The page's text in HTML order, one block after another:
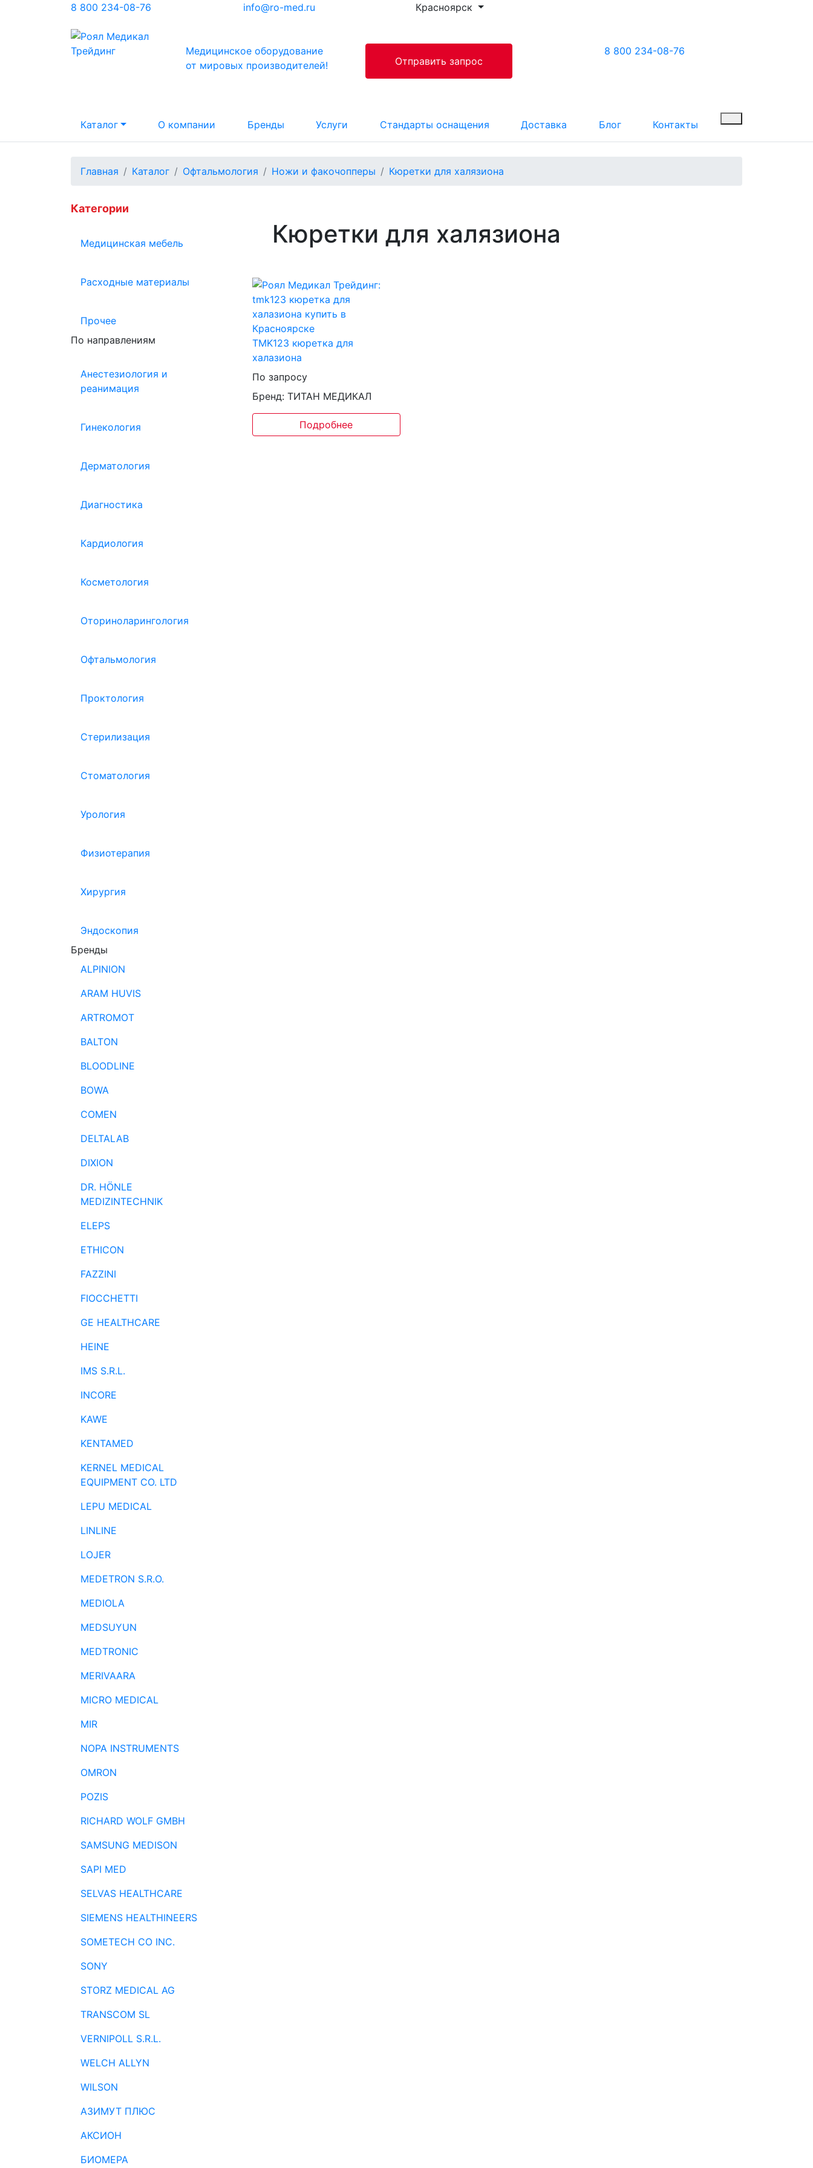
8 800 234-08-76 info@ro-med.ru Красноярск
Медицинское оборудование
от мировых производителей!
Отправить запрос
8 800 234-08-76
Каталог О компании Бренды Услуги Стандарты оснащения Доставка Блог Контакты
Главная Каталог Офтальмология Ножи и факочопперы Кюретки для халязиона
Категории
Медицинская мебель
Расходные материалы
Прочее
По направлениям
Анестезиология и
реанимация
Гинекология
Дерматология
Диагностика
Кардиология
Косметология
Оториноларингология
Офтальмология
Проктология
Стерилизация
Стоматология
Урология
Физиотерапия
Хирургия
Эндоскопия
Бренды
ALPINION
ARAM HUVIS
ARTROMOT
BALTON
BLOODLINE
BOWA
COMEN
DELTALAB
DIXION
DR. HÖNLE
MEDIZINTECHNIK
ELEPS
ETHICON
FAZZINI
FIOCCHETTI
GE HEALTHCARE
HEINE
IMS S.R.L.
INCORE
KAWE
KENTAMED
KERNEL MEDICAL
EQUIPMENT CO. LTD
LEPU MEDICAL
LINLINE
LOJER
MEDETRON S.R.O.
MEDIOLA
MEDSUYUN
MEDTRONIC
MERIVAARA
MICRO MEDICAL
MIR
NOPA INSTRUMENTS
OMRON
POZIS
RICHARD WOLF GMBH
SAMSUNG MEDISON
SAPI MED
SELVAS HEALTHCARE
SIEMENS HEALTHINEERS
SOMETECH CO INC.
SONY
STORZ MEDICAL AG
TRANSCOM SL
VERNIPOLL S.R.L.
WELCH ALLYN
WILSON
АЗИМУТ ПЛЮС
АКСИОН
БИОМЕРА
Кюретки для халязиона
TMK123 кюретка для
халазиона
По запросу
Бренд: ТИТАН МЕДИКАЛ
Подробнее